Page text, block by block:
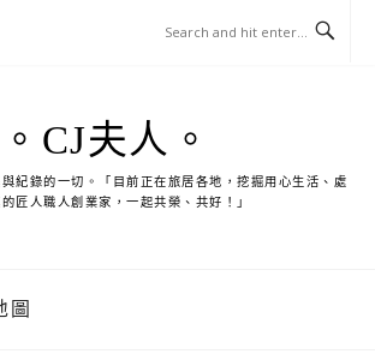
。CJ夫人。
紀錄的一切。「目前正在旅居各地，挖掘用心生活、處
匠人職人創業家，一起共榮、共好！」
圖